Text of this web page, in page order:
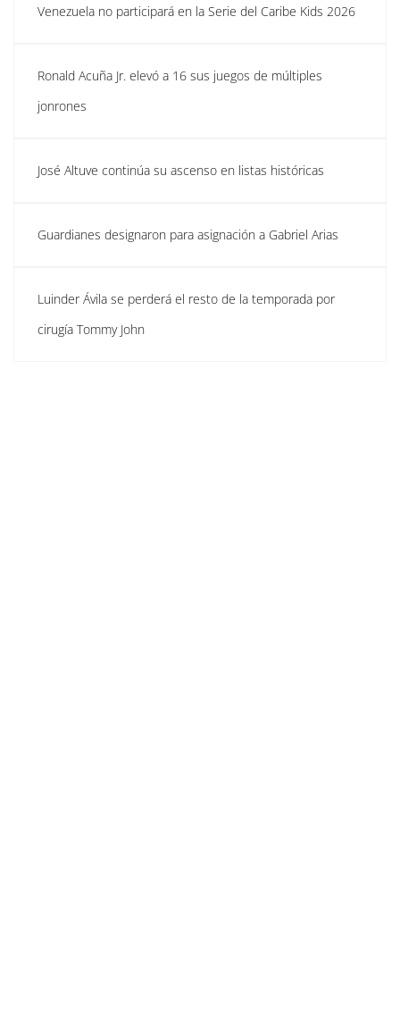
Venezuela no participará en la Serie del Caribe Kids 2026
Ronald Acuña Jr. elevó a 16 sus juegos de múltiples
jonrones
José Altuve continúa su ascenso en listas históricas
Guardianes designaron para asignación a Gabriel Arias
Luinder Ávila se perderá el resto de la temporada por
cirugía Tommy John